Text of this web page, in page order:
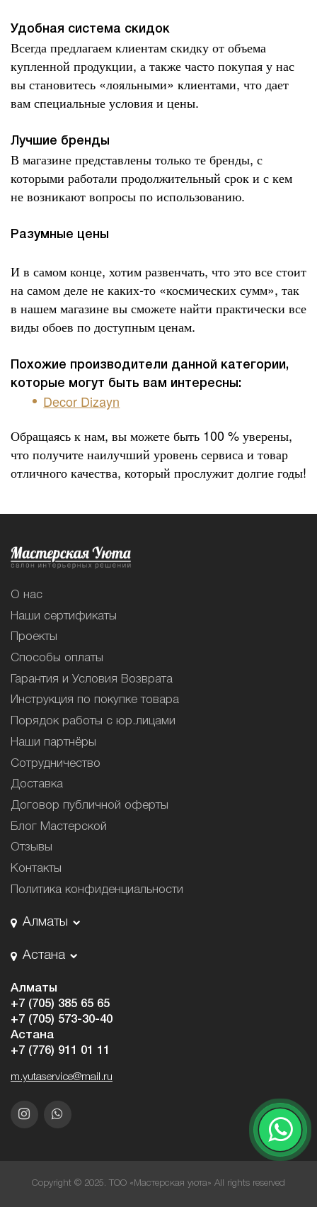
Удобная система скидок
Всегда предлагаем клиентам скидку от объема
купленной продукции, а также часто покупая у нас
вы становитесь «лояльными» клиентами, что дает
вам специальные условия и цены.
Лучшие бренды
В магазине представлены только те бренды, с
которыми работали продолжительный срок и с кем
не возникают вопросы по использованию.
Разумные цены
И в самом конце, хотим развенчать, что это все стоит
на самом деле не каких-то «космических сумм», так
в нашем магазине вы сможете найти практически все
виды обоев по доступным ценам.
Похожие производители данной категории,
которые могут быть вам интересны:
Decor Dizayn
Обращаясь к нам, вы можете быть 100 % уверены,
что получите наилучший уровень сервиса и товар
отличного качества, который прослужит долгие годы!
О нас
Наши сертификаты
Проекты
Способы оплаты
Гарантия и Условия Возврата
Инструкция по покупке товара
Порядок работы с юр.лицами
Наши партнёры
Сотрудничество
Доставка
Договор публичной оферты
Блог Мастерской
Отзывы
Контакты
Политика конфиденциальности
Алматы
Астана
Алматы
+7 (705) 385 65 65
+7 (705) 573-30-40
Астана
+7 (776) 911 01 11
m.yutaservice@mail.ru
Copyright © 2025. ТОО «Мастерская уюта» All rights reserved